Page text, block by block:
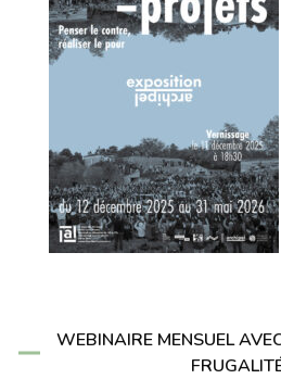
WEBINAIRE MENSUEL